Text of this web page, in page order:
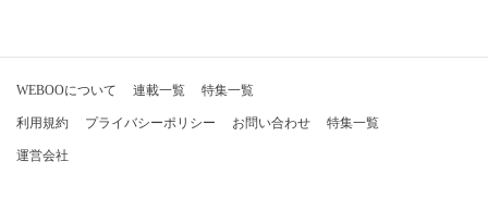
WEBOOについて 連載一覧 特集一覧
利用規約 プライバシーポリシー お問い合わせ 特集一覧
運営会社